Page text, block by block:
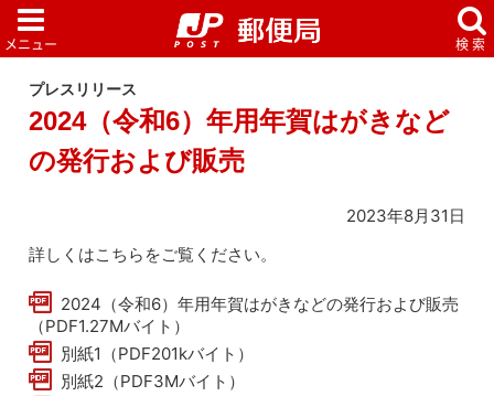
プレスリリース
2024（令和6）年用年賀はがきなど
の発行および販売
2023年8月31日
詳しくはこちらをご覧ください。
2024（令和6）年用年賀はがきなどの発行および販売
（PDF1.27Mバイト）
別紙1（PDF201kバイト）
別紙2（PDF3Mバイト）